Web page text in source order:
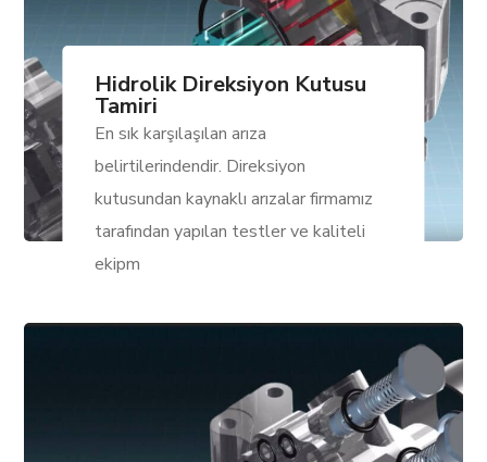
Hidrolik Direksiyon Kutusu
Tamiri
En sık karşılaşılan arıza
belirtilerindendir. Direksiyon
kutusundan kaynaklı arızalar firmamız
tarafından yapılan testler ve kaliteli
ekipm